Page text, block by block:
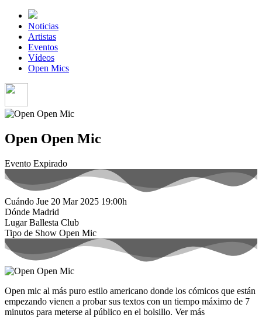
Noticias
Artistas
Eventos
Vídeos
Open Mics
Open Open Mic
Evento Expirado
Cuándo Jue 20 Mar 2025 19:00h
Dónde Madrid
LugarBallesta Club
Tipo de Show Open Mic
Open mic al más puro estilo americano donde los cómicos que están
empezando vienen a probar sus textos con un tiempo máximo de 7
minutos para meterse al público en el bolsillo. Ver más